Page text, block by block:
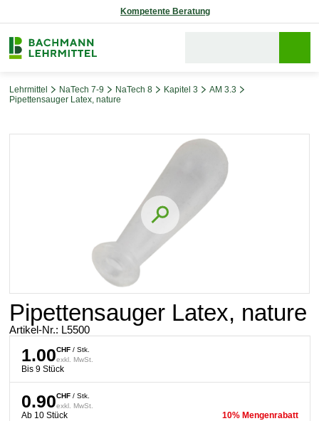
Kompetente Beratung
Lehrmittel NaTech 7-9 NaTech 8 Kapitel 3
AM 3.3
Pipettensauger Latex, nature
Pipettensauger Latex, nature
Artikel-Nr.: L5500
1.00CHF/ Stk.
exkl. MwSt.
Bis 9 Stück
0.90CHF/ Stk.
exkl. MwSt.
Ab 10 Stück 10% Mengenrabatt